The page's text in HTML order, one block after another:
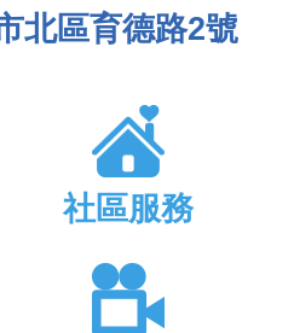
北區育德路2號
社區服務